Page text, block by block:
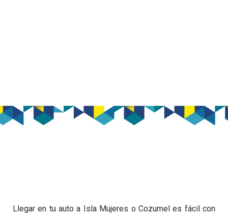
Llegar en tu auto a Isla Mujeres o Cozumel es fácil con